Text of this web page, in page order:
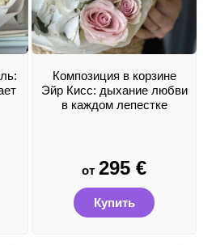
Композиция в корзине
Эйр Кисс: дыхание любви
в каждом лепестке
от 295 €
Купить